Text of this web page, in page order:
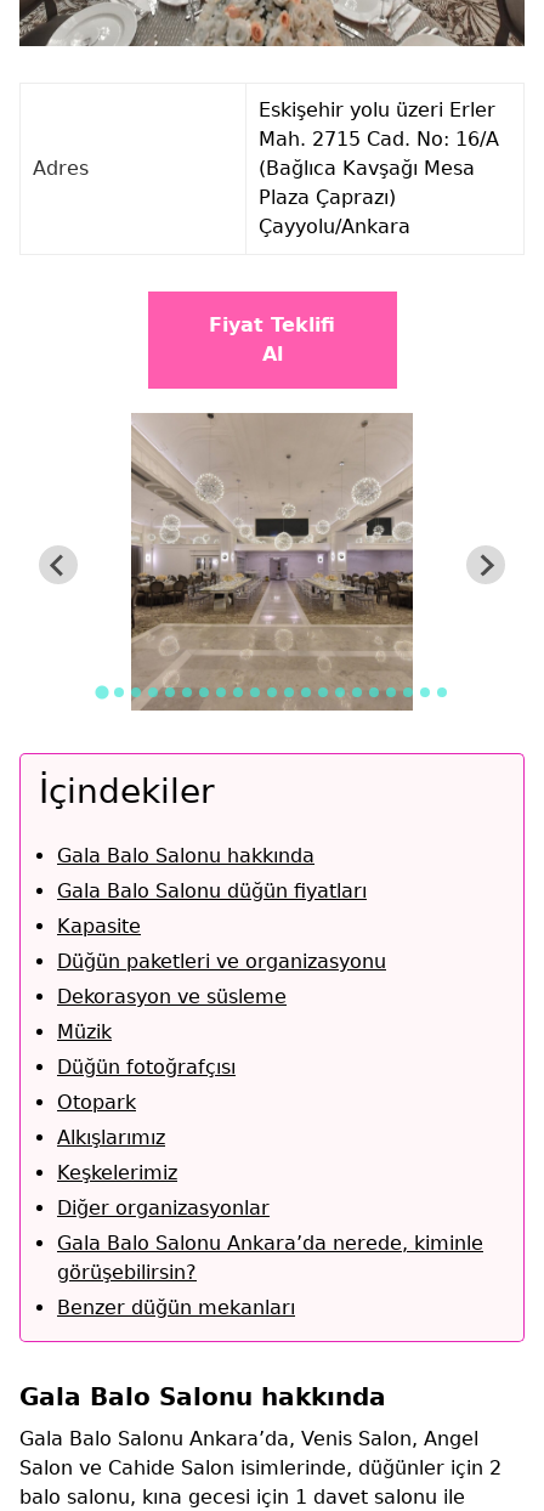
Adres
Eskişehir yolu üzeri Erler
Mah. 2715 Cad. No: 16/A
(Bağlıca Kavşağı Mesa
Plaza Çaprazı)
Çayyolu/Ankara
Fiyat Teklifi
Al
İçindekiler
Gala Balo Salonu hakkında
Gala Balo Salonu düğün fiyatları
Kapasite
Düğün paketleri ve organizasyonu
Dekorasyon ve süsleme
Müzik
Düğün fotoğrafçısı
Otopark
Alkışlarımız
Keşkelerimiz
Diğer organizasyonlar
Gala Balo Salonu Ankara’da nerede, kiminle
görüşebilirsin?
Benzer düğün mekanları
Gala Balo Salonu hakkında
Gala Balo Salonu Ankara’da, Venis Salon, Angel
Salon ve Cahide Salon isimlerinde, düğünler için 2
balo salonu, kına gecesi için 1 davet salonu ile